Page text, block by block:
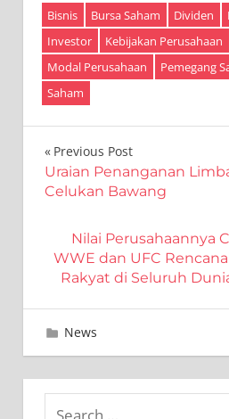
Bisnis Bursa Saham Dividen
Investor
Kebijakan Perusahaan
Modal Perusahaan
Pemegang
Saham
Navigasi
pos
Previous Post
Uraian Penanganan
Celukan Bawang
Nilai Perusahaannya
WWE dan UFC
Rakyat di Seluruh
Maret 13, 2023
Editor
News